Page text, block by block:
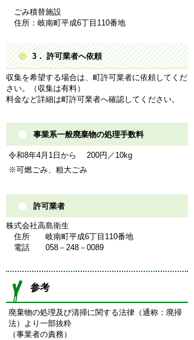
ごみ積替施設
住所：岐南町平成6丁目110番地
3． 許可業者へ依頼
収集を希望する場合は、町許可業者に依頼してくだ
さい。（収集は有料）
料金など詳細は町許可業者へ確認してください。
事業系一般廃棄物の処理手数料
令和8年4月1日から 200円／10kg
※可燃ごみ、粗大ごみ
許可業者
株式会社高島衛生
住所 岐南町平成6丁目110番地
電話 058－248－0089
参考
廃棄物の処理及び清掃に関する法律（通称：廃掃
法）より一部抜粋
（事業者の責務）